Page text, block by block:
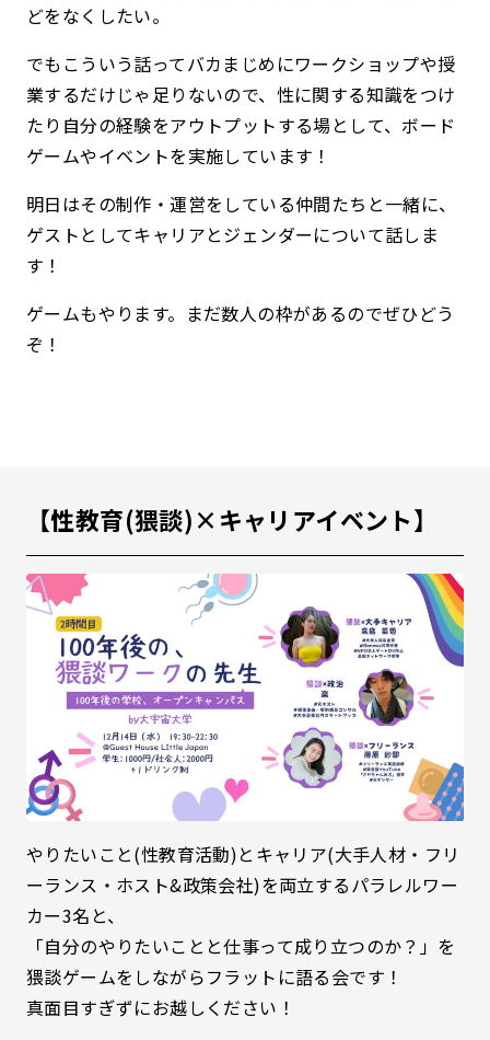
どをなくしたい。
でもこういう話ってバカまじめにワークショップや授
業するだけじゃ足りないので、性に関する知識をつけ
たり自分の経験をアウトプットする場として、ボード
ゲームやイベントを実施しています！
明日はその制作・運営をしている仲間たちと一緒に、
ゲストとしてキャリアとジェンダーについて話しま
す！
ゲームもやります。まだ数人の枠があるのでぜひどう
ぞ！
【性教育(猥談)×キャリアイベント】
やりたいこと(性教育活動)とキャリア(大手人材・フリ
ーランス・ホスト&政策会社)を両立するパラレルワー
カー3名と、
「自分のやりたいことと仕事って成り立つのか？」を
猥談ゲームをしながらフラットに語る会です！
真面目すぎずにお越しください！